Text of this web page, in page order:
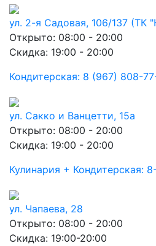
ул. 2-я Садовая, 106/137 (ТК
Открыто: 08:00 - 20:00
Скидка: 19:00 - 20:00
Кондитерская: 8 (967) 808-
ул. Сакко и Ванцетти, 15а
Открыто: 08:00 - 20:00
Скидка: 19:00 - 20:00
Кулинария + Кондитерская:
ул. Чапаева, 28
Открыто: 08:00 - 20:00
Скидка: 19:00-20:00